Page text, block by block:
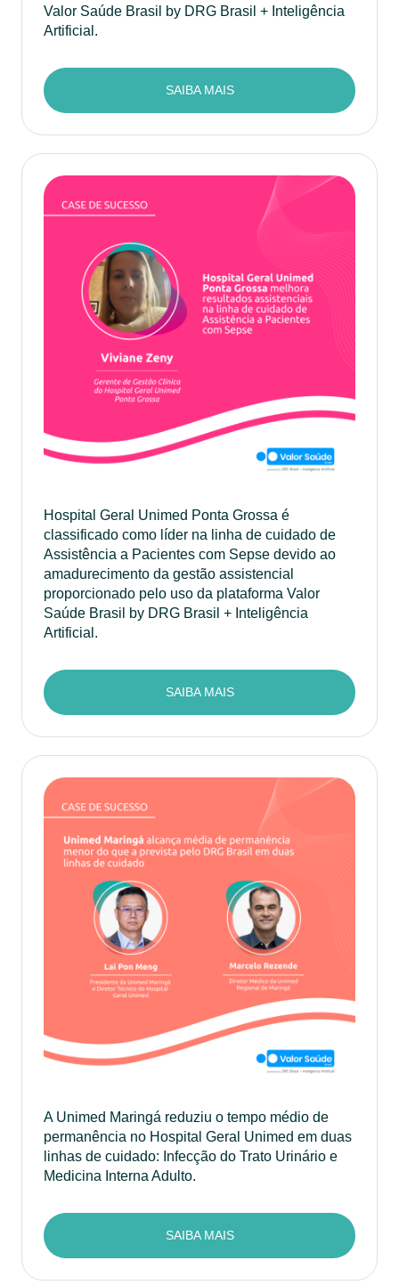
Valor Saúde Brasil by DRG Brasil + Inteligência
Artificial.
SAIBA MAIS
Hospital Geral Unimed Ponta Grossa é
classificado como líder na linha de cuidado de
Assistência a Pacientes com Sepse devido ao
amadurecimento da gestão assistencial
proporcionado pelo uso da plataforma Valor
Saúde Brasil by DRG Brasil + Inteligência
Artificial.
SAIBA MAIS
A Unimed Maringá reduziu o tempo médio de
permanência no Hospital Geral Unimed em duas
linhas de cuidado: Infecção do Trato Urinário e
Medicina Interna Adulto.
SAIBA MAIS